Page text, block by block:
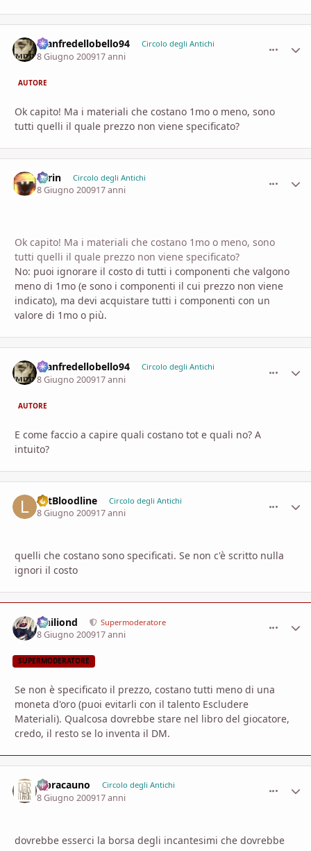
manfredellobello94 Circolo degli Antichi
8 Giugno 200917 anni
AUTORE
Ok capito! Ma i materiali che costano 1mo o meno, sono
tutti quelli il quale prezzo non viene specificato?
Larin Circolo degli Antichi
8 Giugno 200917 anni
Ok capito! Ma i materiali che costano 1mo o meno, sono
tutti quelli il quale prezzo non viene specificato?
No: puoi ignorare il costo di tutti i componenti che valgono
meno di 1mo (e sono i componenti il cui prezzo non viene
indicato), ma devi acquistare tutti i componenti con un
valore di 1mo o più.
manfredellobello94 Circolo degli Antichi
8 Giugno 200917 anni
AUTORE
E come faccio a capire quali costano tot e quali no? A
intuito?
LetBloodline Circolo degli Antichi
8 Giugno 200917 anni
quelli che costano sono specificati. Se non c'è scritto nulla
ignori il costo
Ithiliond Supermoderatore
8 Giugno 200917 anni
SUPERMODERATORE
Se non è specificato il prezzo, costano tutti meno di una
moneta d'oro (puoi evitarli con il talento Escludere
Materiali). Qualcosa dovrebbe stare nel libro del giocatore,
credo, il resto se lo inventa il DM.
lepracauno Circolo degli Antichi
8 Giugno 200917 anni
dovrebbe esserci la borsa degli incantesimi che dovrebbe